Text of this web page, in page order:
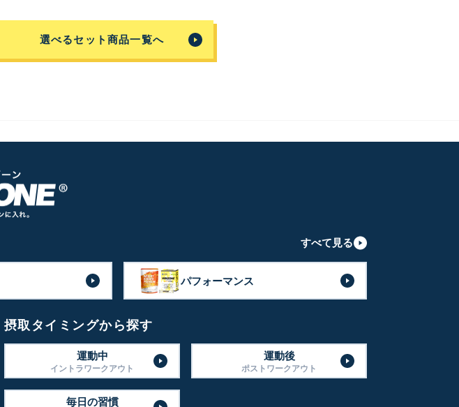
選べるセット商品一覧へ
すべて見る
パフォーマンス
摂取タイミングから探す
運動中
イントラワークアウト
運動後
ポストワークアウト
毎日の習慣